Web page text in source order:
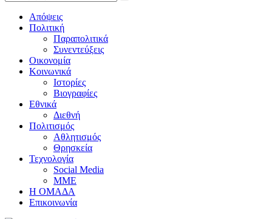
Απόψεις
Πολιτική
Παραπολιτικά
Συνεντεύξεις
Οικονομία
Κοινωνικά
Ιστορίες
Βιογραφίες
Εθνικά
Διεθνή
Πολιτισμός
Αθλητισμός
Θρησκεία
Τεχνολογία
Social Media
ΜΜΕ
Η ΟΜΑΔΑ
Επικοινωνία